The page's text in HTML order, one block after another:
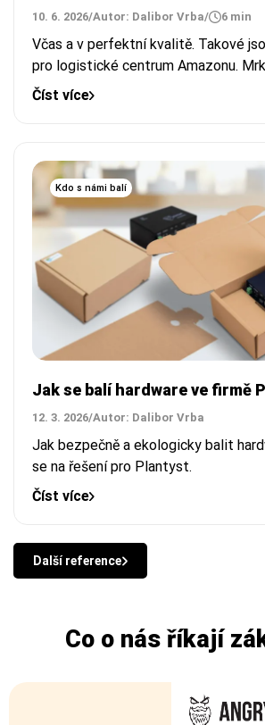
10. 6. 2026/Autor: Dalibor Vrba/ 6 min
Včas a v perfektní kvalitě. Takové
pro logistické centrum Amazonu.
Číst více
Kdo s námi balí
Jak se balí hardware ve firmě
12. 3. 2026/Autor: Dalibor Vrba
Jak bezpečně a ekologicky balit
se na řešení pro Plantyst.
Číst více
Další reference
Co o nás říkají